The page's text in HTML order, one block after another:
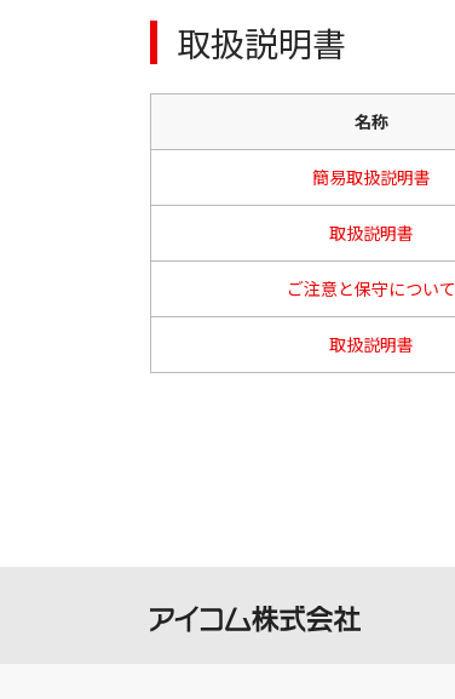
取扱説明書
名称
簡易取扱説明書
取扱説明書
ご注意と保守について
取扱説明書